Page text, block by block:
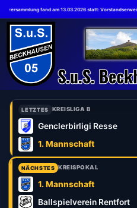
fand am 13.03.2026 statt:
LETZTES KREISLIGA B
Genclerbirligi Resse
1. Mannschaft
NÄCHSTES KREISPOKAL
1. Mannschaft
Ballspielverein Rentfort